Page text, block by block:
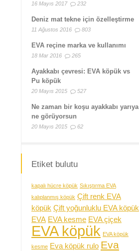
16 Mayıs 2017 232
Deniz mat tekne için özelleştirme
11 Ağustos 2016 803
EVA reçine marka ve kullanımı
18 Mar 2016 265
Ayakkabı çevresi: EVA köpük vs
Pu köpük
20 Mayıs 2015 527
Ne zaman bir koşu ayakkabı yarıya
ne görüyorsun
20 Mayıs 2015 62
Etiket bulutu
kapalı hücre köpük Sıkıştırma EVA
kalıplanmış köpük Çift renk EVA
köpük Çift yoğunluklu EVA köpük
EVA EVA kesme EVA çiçek
EVA köpük EVA köpük
kesme Eva köpük rulo Eva